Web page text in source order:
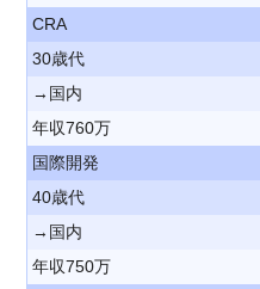
CRA
30歳代
→国内
年収760万
国際開発
40歳代
→国内
年収750万